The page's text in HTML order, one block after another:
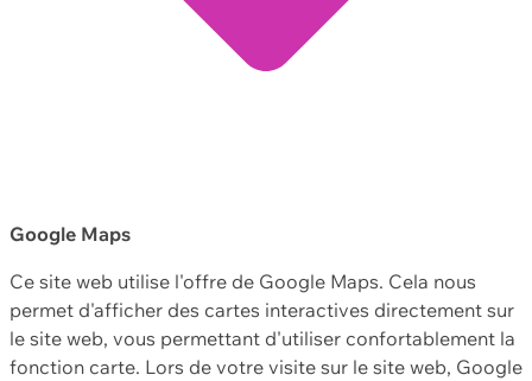
Google Maps
Ce site web utilise l'offre de Google Maps. Cela nous
permet d'afficher des cartes interactives directement sur
le site web, vous permettant d'utiliser confortablement la
fonction carte. Lors de votre visite sur le site web, Google